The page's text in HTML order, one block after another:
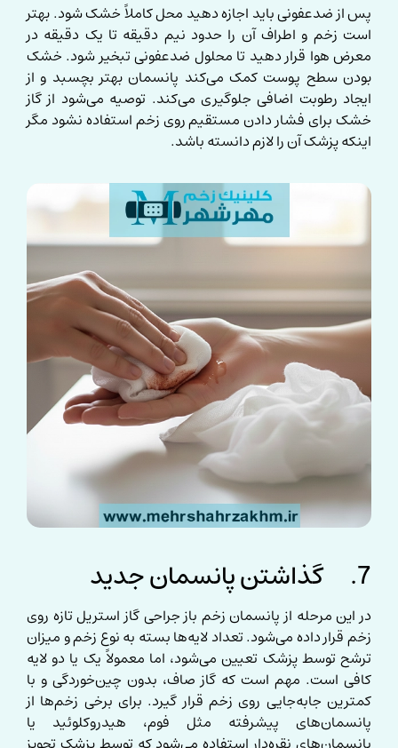
پس از ضدعفونی باید اجازه دهید محل کاملاً خشک شود. بهتر
است زخم و اطراف آن را حدود نیم دقیقه تا یک دقیقه در
معرض هوا قرار دهید تا محلول ضدعفونی تبخیر شود. خشک
بودن سطح پوست کمک می‌کند پانسمان بهتر بچسبد و از
ایجاد رطوبت اضافی جلوگیری می‌کند. توصیه می‌شود از گاز
خشک برای فشار دادن مستقیم روی زخم استفاده نشود مگر
اینکه پزشک آن را لازم دانسته باشد.
7. گذاشتن پانسمان جدید
در این مرحله از پانسمان زخم باز جراحی گاز استریل تازه روی
زخم قرار داده می‌شود. تعداد لایه‌ها بسته به نوع زخم و میزان
ترشح توسط پزشک تعیین می‌شود، اما معمولاً یک یا دو لایه
کافی است. مهم است که گاز صاف، بدون چین‌خوردگی و با
کمترین جابه‌جایی روی زخم قرار گیرد. برای برخی زخم‌ها از
پانسمان‌های پیشرفته مثل فوم، هیدروکلوئید یا